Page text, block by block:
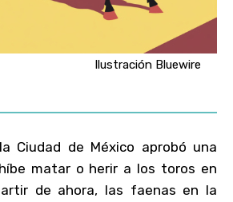
Ilustración Bluewire
Ciudad de México aprobó una
matar o herir a los toros en
de ahora, las faenas en la